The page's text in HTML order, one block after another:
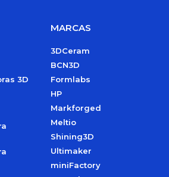
3D
MARCAS
3DCeram
BCN3D
Formlabs
HP
Markforged
Meltio
Shining3D
Ultimaker
miniFactory